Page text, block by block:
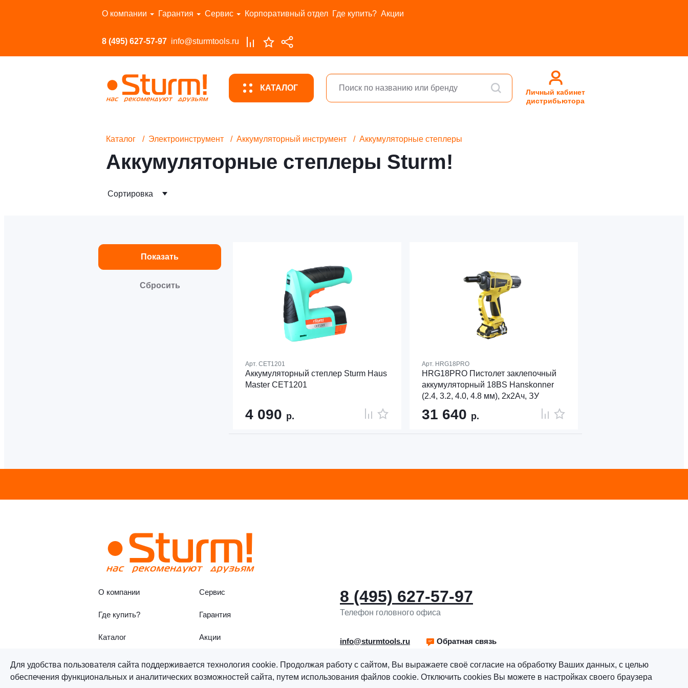
О компании Гарантия Сервис Корпоративный отдел Где купить? Акции
8 (495) 627-57-97 info@sturmtools.ru
КАТАЛОГ
Личный кабинет
дистрибьютора
Перейти в каталог
Каталог Электроинструмент Аккумуляторный инструмент Аккумуляторные степлеры
Аккумуляторные степлеры Sturm!
Сортировка
Показать
Сбросить
Арт. CET1201
Аккумуляторный степлер Sturm Haus
Master CET1201
4 090 р.
Арт. HRG18PRO
HRG18PRO Пистолет заклепочный
аккумуляторный 18ВS Hanskonner
(2.4, 3.2, 4.0, 4.8 мм), 2х2Ач, ЗУ
31 640 р.
О компании Сервис
Где купить? Гарантия
Каталог Акции
8 (495) 627-57-97
Телефон головного офиса
info@sturmtools.ru Обратная связь
Для удобства пользователя сайта поддерживается технология cookie. Продолжая работу с сайтом, Вы выражаете своё согласие на обработку Ваших данных, с целью
обеспечения функциональных и аналитических возможностей сайта, путем использования файлов cookie. Отключить cookies Вы можете в настройках своего браузера